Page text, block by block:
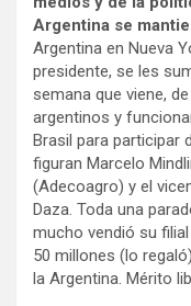
Argentina se
Argentina en Nueva
presidente, se les
semana que viene,
argentinos y
Brasil para participar
figuran Marcelo
(Adecoagro) y el
Daza. Toda una
mucho vendió su
50 millones (lo
la Argentina. Mérito